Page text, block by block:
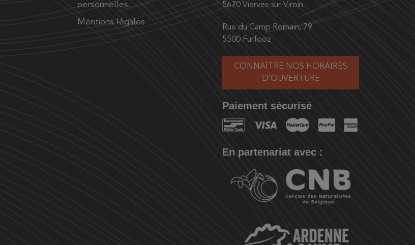
personnelles.
Mentions légales
5670 Vierves-sur-Viroin
Rue du Camp Romain, 79
5500 Furfooz
CONNAÎTRE NOS HORAIRES
D’OUVERTURE
Paiement sécurisé
En partenariat avec :